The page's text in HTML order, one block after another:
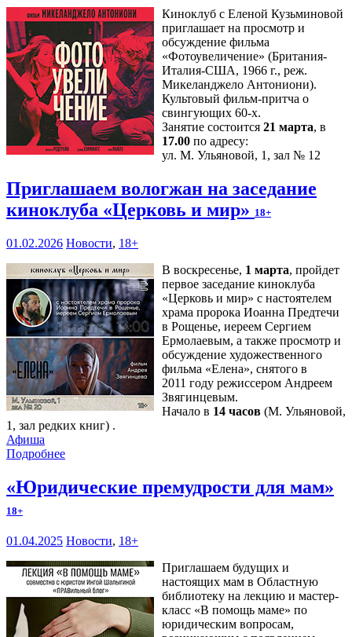
Киноклуб с Еленой Кузьминовой
приглашает на просмотр и
обсуждение фильма
«Фотоувеличение» (Британия-
Италия-США, 1966 г., реж.
Микеланджело Антониони).
Культовый фильм-притча о
свингующих 60-х.
Занятие состоится 21 марта, в
17.00 по адресу:
ул. М. Ульяновой, 1, зал № 12
Приглашаем вологжан на заседание
киноклуба «Церковь и мир» 18+
01.02.2026 Новости, 18+
В воскресенье, 1 марта, пройдет
первое заседание киноклуба
«Церковь и мир» с настоятелем
храма пророка Иоанна Предтечи
в Рощенье, иереем Сергием
Ермолаевым, а также просмотр и
обсуждение художественного
фильма «Елена», снятого в
2011 году режиссером Андреем
Звягинцевым.
Начало в 14 часов (М. Ульяновой,
1, зал редких книг) .
Афиша
Подробнее
«Юридические премудрости для мам»
18+
01.04.2025 Новости, 18+
Приглашаем будущих и
настоящих мам в Областную
библиотеку на лекцию и мастер-
класс «В помощь маме» по
юридическим вопросам,